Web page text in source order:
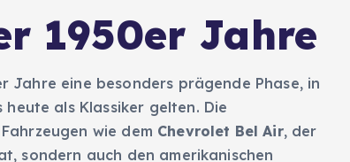
1950er Jahre
Jahre eine besonders prägende Phase, in
als Klassiker gelten. Die
wie dem Chevrolet Bel Air, der
sondern auch den amerikanischen